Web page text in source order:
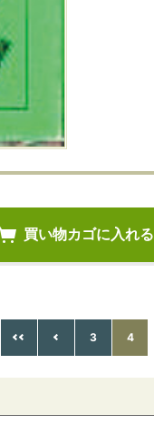
買い物カゴに入れる
3 4